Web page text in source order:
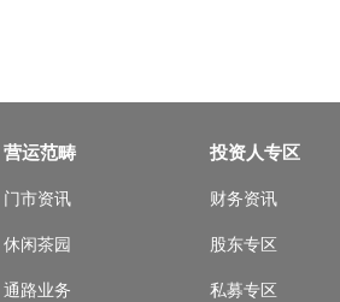
营运范畴
门市资讯
休闲茶园
通路业务
投资人专区
财务资讯
股东专区
私募专区